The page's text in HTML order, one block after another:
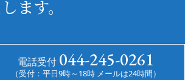
ます。
電話受付 044-245-0261
（受付：平日9時～18時 メールは24時間）